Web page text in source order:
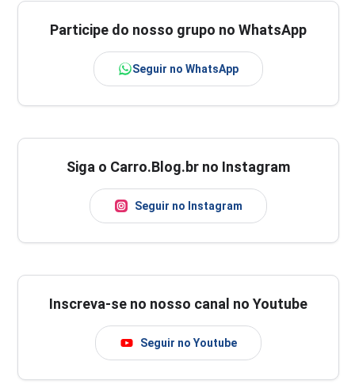
Participe do nosso grupo no WhatsApp
Seguir no WhatsApp
Siga o Carro.Blog.br no Instagram
Seguir no Instagram
Inscreva-se no nosso canal no Youtube
Seguir no Youtube